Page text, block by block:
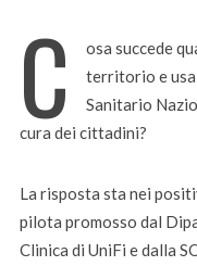
C
osa succede
territorio e usa
Sanitario
cura dei cittadini?
La risposta sta nei
pilota promosso dal
Clinica di UniFi e dalla